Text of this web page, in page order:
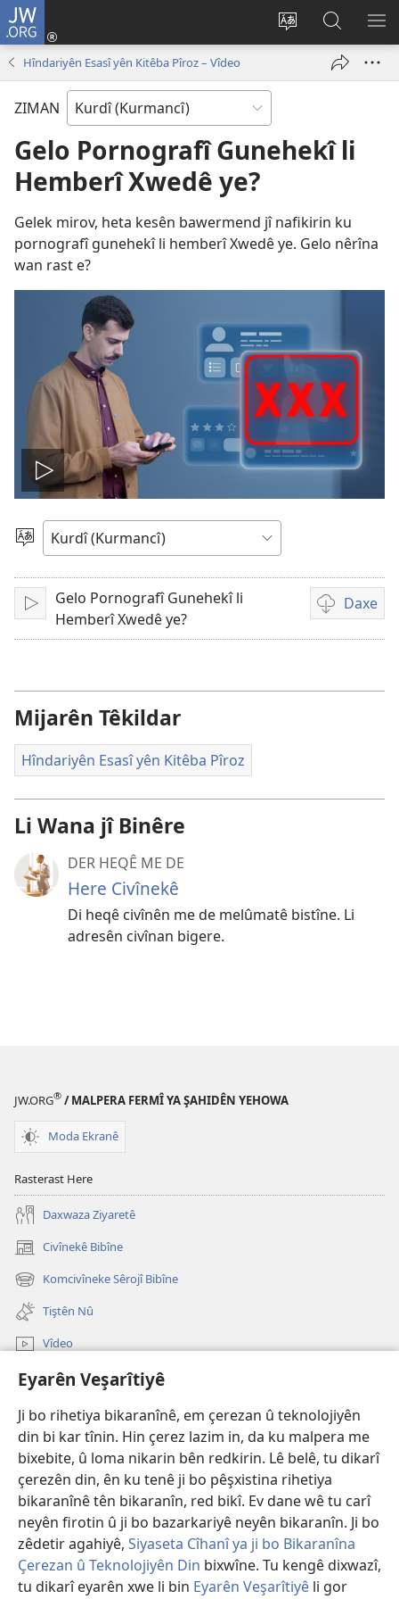
Eyarên Veşarîtiyê
Ji bo rihetiya bikaranînê, em çerezan û teknolojiyên
din bi kar tînin. Hin çerez lazim in, da ku malpera me
bixebite, û loma nikarin bên redkirin. Lê belê, tu dikarî
çerezên din, ên ku tenê ji bo pêşxistina rihetiya
bikaranînê tên bikaranîn, red bikî. Ev dane wê tu carî
neyên firotin û ji bo bazarkariyê neyên bikaranîn. Ji bo
zêdetir agahiyê, Siyaseta Cîhanî ya ji bo Bikaranîna
Çerezan û Teknolojiyên Din bixwîne. Tu kengê dixwazî,
tu dikarî eyarên xwe li bin Eyarên Veşarîtiyê li gor
JW.ORG
Zimanê
malperê
biguherîne
Têkeve
(opens
Lêgerîna
JW.ORG
Hîndariyên Esasî yên Kitêba Pîroz – Vîdeo
ZIMAN
Gelo Pornografî Gunehekî li
Hemberî Xwedê ye?
Gelek mirov, heta kesên bawermend jî nafikirin ku
pornografî gunehekî li hemberî Xwedê ye. Gelo nêrîna
wan rast e?
Play
video
Zimanekî
Hilbijêre
Lêde
Gelo Pornografî Gunehekî li
Hemberî Xwedê ye?
Daxe
Vebijarkên
daxistina
Mijarên Têkildar
Hîndariyên Esasî yên Kitêba Pîroz
Li Wana jî Binêre
DER HEQÊ ME DE
Here Civînekê
Di heqê civînên me de melûmatê bistîne. Li
adresên civînan bigere.
JW.ORG® / MALPERA FERMÎ YA ŞAHIDÊN YEHOWA
Moda Ekranê
Rasterast Here
Daxwaza Ziyaretê
Civînekê Bibîne
(opens
new
window)
Komcivîneke Sêrojî Bibîne
(opens
new
window)
Tiştên Nû
Vîdeo
Lêgerîna Malperê
Bexşên Bidil
(opens
new
window)KITÊBXANEYA ELEKTRONÎK a Birca Çavdêriyê
(opens
new
JW Hub®
(opens
new
window)